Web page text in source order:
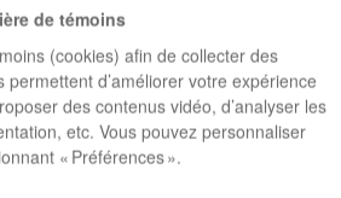
TERRAIN DE JEU POUR LES
de témoins
(cookies) afin de collecter des
permettent d’améliorer votre expérience
des contenus vidéo, d’analyser les
etc. Vous pouvez personnaliser
« Préférences ».